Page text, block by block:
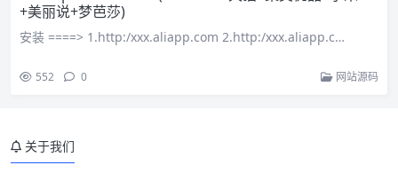
+美丽说+梦芭莎)
安装 ====> 1.http:/xxx.aliapp.com 2.http:/xxx.aliapp.c…
552 0 网站源码
关于我们